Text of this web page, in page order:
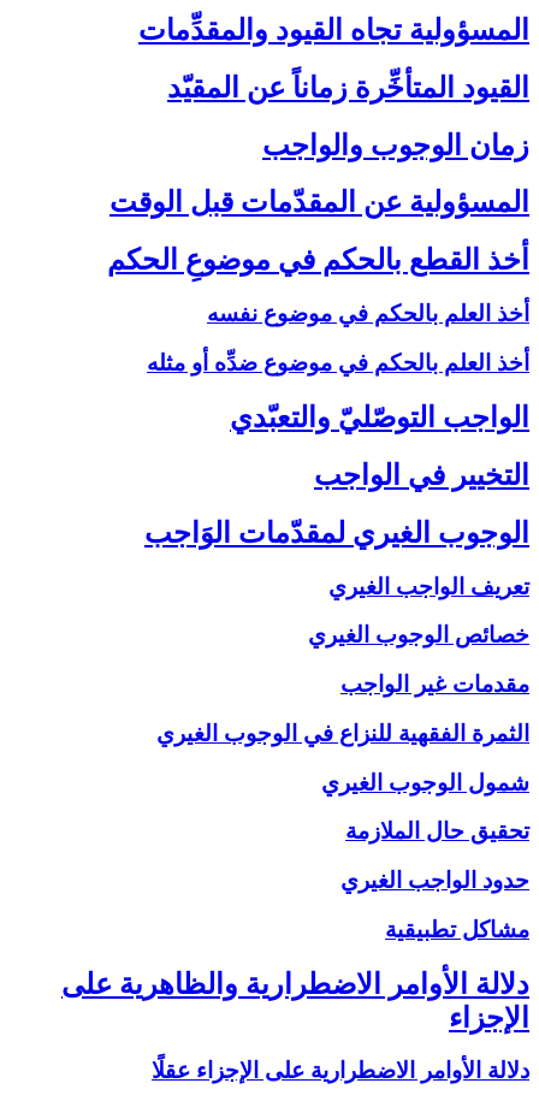
المسؤولية تجاه القيود والمقدِّمات‏
القيود المتأخِّرة زماناً عن المقيّد
زمان الوجوب والواجب‏
المسؤولية عن المقدّمات قبل الوقت‏
أخذ القطع بالحكم في موضوعِ الحكم‏
أخذ العلم بالحكم في موضوع نفسه
أخذ العلم بالحكم في موضوع ضدِّه أو مثله
الواجب التوصّليّ والتعبّدي‏
التخيير في الواجب‏
الوجوب الغيري لمقدّمات الوَاجب‏
تعريف الواجب الغيري
خصائص الوجوب الغيري
مقدمات غير الواجب
الثمرة الفقهية للنزاع في الوجوب الغيري
شمول الوجوب الغيري
تحقيق حال الملازمة
حدود الواجب الغيري
مشاكل تطبيقية
دلالة الأوامر الاضطرارية والظاهرية على
الإجزاء
دلالة الأوامر الاضطرارية على الإجزاء عقلًا